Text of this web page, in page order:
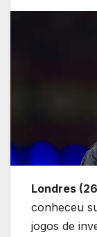
Londres
conheceu
jogos de